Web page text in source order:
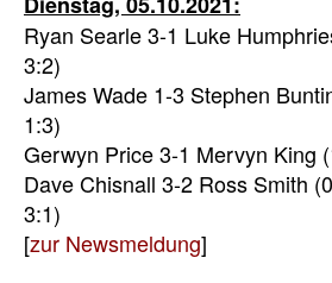
Ryan Searle 3-1 Luke
3:2)
James Wade 1-3 Stephen
1:3)
Gerwyn Price 3-1 Mervyn King
Dave Chisnall 3-2 Ross Smith
3:1)
[zur Newsmeldung]